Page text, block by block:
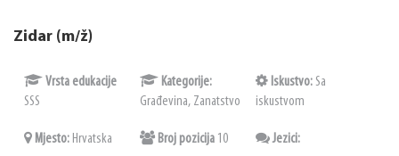
Zidar (m/ž)
Vrsta edukacije
SSS
Kategorije:
Građevina, Zanatstvo
Iskustvo:Sa
iskustvom
Mjesto: Hrvatska Broj pozicija 10 Jezici: